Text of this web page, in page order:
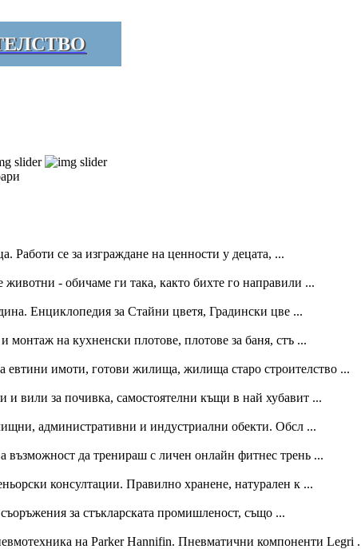
Работи се за изграждане на ценности у децата, ...
- обичаме ги така, както бихте го направили ...
Енциклопедия за Стайни цветя, Градински цве ...
на кухненски плотове, плотове за баня, стъ ...
евтини имоти, готови жилища, жилища старо строителство ...
вили за почивка, самостоятелни къщи в най хубавит ...
административни и индустриални обекти. Обсл ...
възможност да тренираш с личен онлайн фитнес трень ...
консултации. Правилно хранене, натурален к ...
за стъкларската промишленост, също ...
на Parker Hannifin. Пневматични компоненти Legri